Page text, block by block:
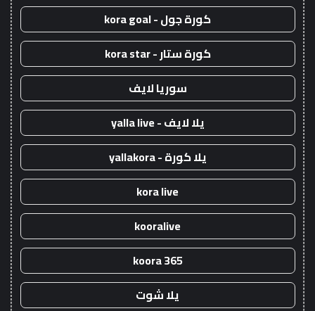
كورة جول - kora goal
كورة ستار - kora star
سوريا لايف
يلا لايف - yalla live
يلا كورة - yallakora
kora live
kooralive
koora 365
يلا شوت